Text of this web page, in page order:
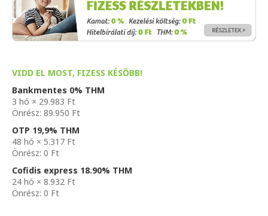
VIDD EL MOST, FIZESS KÉSŐBB!
Bankmentes 0% THM
3 hó × 29.983 Ft
Önrész: 89.950 Ft
OTP 19,9% THM
48 hó × 5.317 Ft
Önrész: 0 Ft
Cofidis express 18.90% THM
24 hó × 8.932 Ft
Önrész: 0 Ft